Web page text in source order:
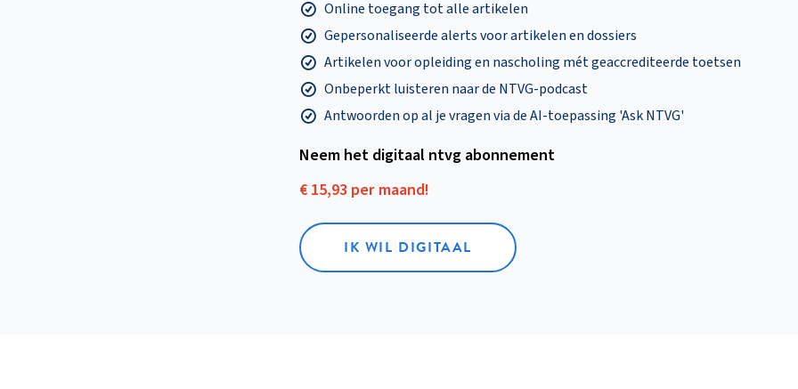
Online toegang tot alle artikelen
Gepersonaliseerde alerts voor artikelen en dossiers
Artikelen voor opleiding en nascholing mét geaccrediteerde toetsen
Onbeperkt luisteren naar de NTVG-podcast
Antwoorden op al je vragen via de AI-toepassing 'Ask NTVG'
Neem het digitaal ntvg abonnement
€ 15,93 per maand!
IK WIL DIGITAAL